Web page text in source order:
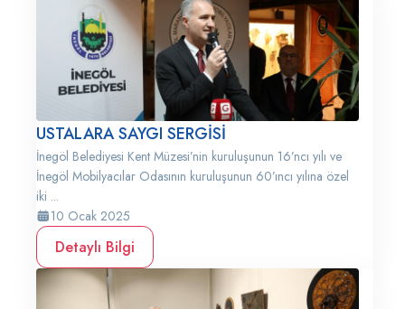
USTALARA SAYGI SERGİSİ
İnegöl Belediyesi Kent Müzesi’nin kuruluşunun 16’ncı yılı ve
İnegöl Mobilyacılar Odasının kuruluşunun 60’ıncı yılına özel
iki ...
10 Ocak 2025
Detaylı Bilgi